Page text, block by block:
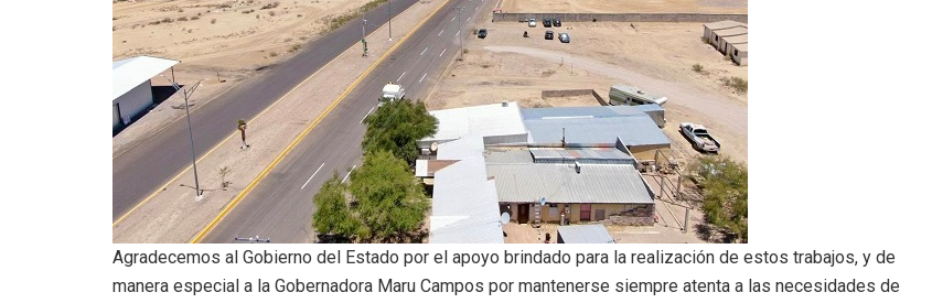
Agradecemos al Gobierno del Estado por el apoyo brindado para la realización de estos trabajos, y de
manera especial a la Gobernadora Maru Campos por mantenerse siempre atenta a las necesidades de